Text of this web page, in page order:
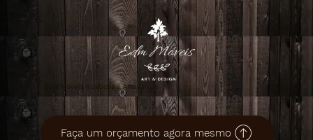
EDM Móveis Rústicos & Artesanais
Faça um orçamento agora mesmo